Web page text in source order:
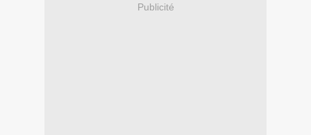
Publicité